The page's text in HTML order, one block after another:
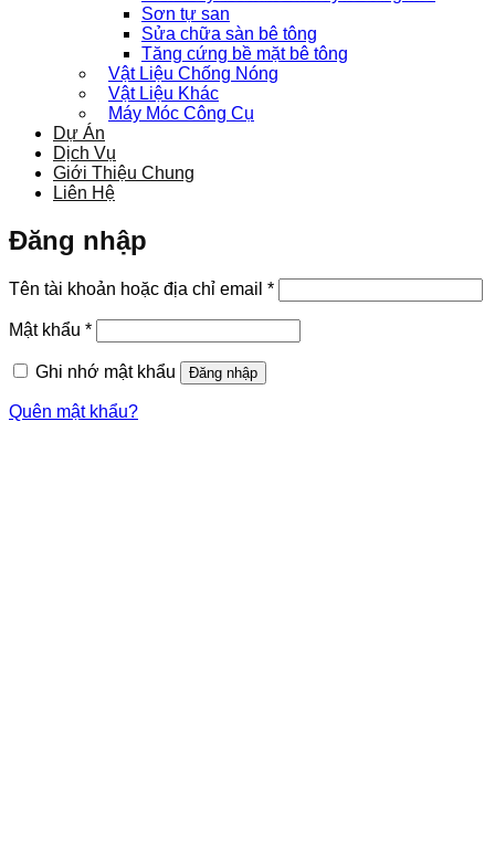
Sơn tự san
Sửa chữa sàn bê tông
Tăng cứng bề mặt bê tông
Vật Liệu Chống Nóng
Vật Liệu Khác
Máy Móc Công Cụ
Dự Án
Dịch Vụ
Giới Thiệu Chung
Liên Hệ
Đăng nhập
Tên tài khoản hoặc địa chỉ email *Bắt
buộc
Mật khẩu *Bắt
buộc
Ghi nhớ mật khẩu
Đăng nhập
Quên mật khẩu?